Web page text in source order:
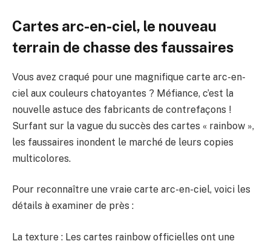
Cartes arc-en-ciel, le nouveau
terrain de chasse des faussaires
Vous avez craqué pour une magnifique carte arc-en-
ciel aux couleurs chatoyantes ? Méfiance, c’est la
nouvelle astuce des fabricants de contrefaçons !
Surfant sur la vague du succès des cartes « rainbow »,
les faussaires inondent le marché de leurs copies
multicolores.
Pour reconnaître une vraie carte arc-en-ciel, voici les
détails à examiner de près :
La texture : Les cartes rainbow officielles ont une